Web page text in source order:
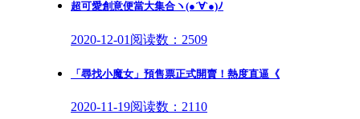
超可愛創意便當大集合ヽ(●´∀`●)ﾉ
2020-12-01 阅读数：2509
「尋找小魔女」預售票正式開賣！熱度直逼《
2020-11-19阅读数：2110